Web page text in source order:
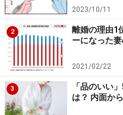
こったんです。最初は会
されたのという話だった
の間でそれが問題になっ
人がいるわけではない
グループで話していた
って、それをまたお節介
して……。結果、私たち古
2023/10/11
2
離婚の理由1
ーになった
2021/02/22
3
「品のいい
は？ 内面か